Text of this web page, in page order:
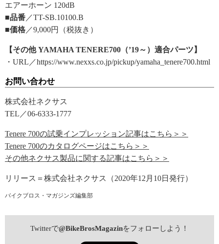
エアーホーン 120dB
■品番 ／TT-SB.10100.B
■価格 ／9,000円（税抜き）
【その他 YAMAHA TENERE700（’19～）適合パーツ】
・URL／https://www.nexxs.co.jp/pickup/yamaha_tenere700.html
お問い合わせ
株式会社ネクサス
TEL／06-6333-1777
Tenere 700の試乗インプレッション記事はこちら＞＞
Tenere 700のカタログページはこちら＞＞
その他ネクサス製品に関する記事はこちら＞＞
リリース＝株式会社ネクサス（2020年12月10日発行）
バイクブロス・マガジンズ編集部
Twitterで@BikeBrosMagazinをフォローしよう！